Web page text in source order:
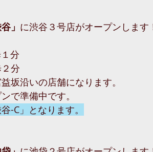
」 に渋谷３号店がオープンします
分
分
坂沿いの店舗になります。
で準備中です。
-C」となります。